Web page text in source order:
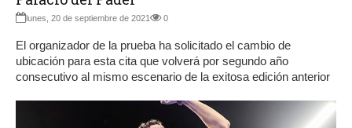
lunes, 20 de septiembre de 2021 0
El organizador de la prueba ha solicitado el cambio de
ubicación para esta cita que volverá por segundo año
consecutivo al mismo escenario de la exitosa edición anterior